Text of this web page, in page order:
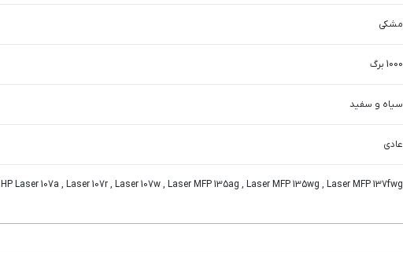
مشکی
1000 برگ
سیاه و سفید
عادی
HP Laser 107a , Laser 107r , Laser 107w , Laser MFP 135ag , Laser MFP 135wg , Laser MFP 137fwg